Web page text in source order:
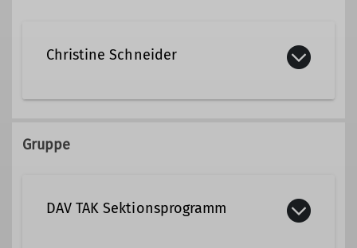
Christine Schneider
Gruppe
DAV TAK Sektionsprogramm